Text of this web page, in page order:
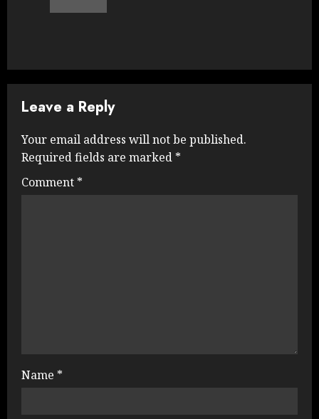
Leave a Reply
Your email address will not be published.
Required fields are marked *
Comment *
Name *